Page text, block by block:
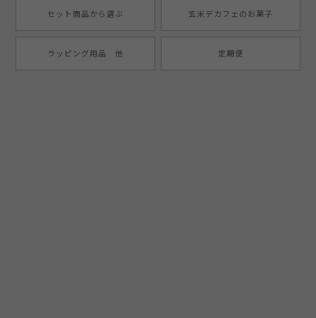
セット商品から選ぶ 玄米デカフェのお菓子
ラッピング用品 他 定期便